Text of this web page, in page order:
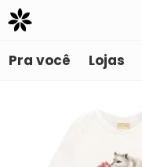
Pra você Lojas